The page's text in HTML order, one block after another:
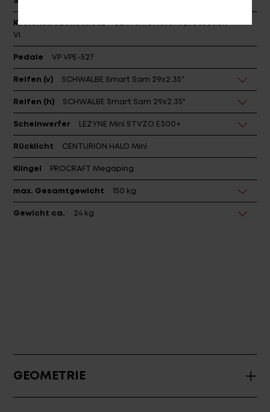
Kettenstrebenschutz
CENTURION silent protection
VI
Pedale VP VPE-527
Reifen (v) SCHWALBE Smart Sam 29x2.35"
Reifen (h) SCHWALBE Smart Sam 29x2.35"
Scheinwerfer LEZYNE Mini STVZO E300+
Rücklicht CENTURION HALO Mini
Klingel PROCRAFT Megaping
max. Gesamtgewicht 150 kg
Gewicht ca. 24 kg
GEOMETRIE